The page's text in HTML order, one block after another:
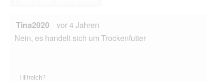
Tina2020 · vor 4 Jahren
Nein, es handelt sich um Trockenfutter
Hilfreich?